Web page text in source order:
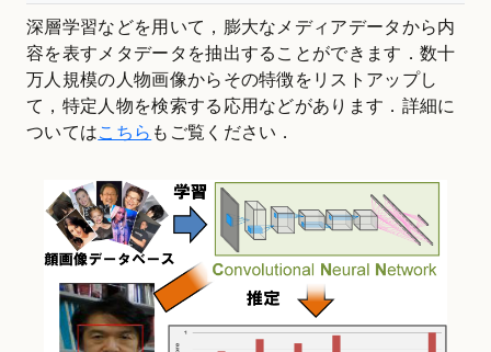
深層学習などを用いて，膨大なメディアデータから内
容を表すメタデータを抽出することができます．数十
万人規模の人物画像からその特徴をリストアップし
て，特定人物を検索する応用などがあります．詳細に
ついてはこちら もご覧ください．